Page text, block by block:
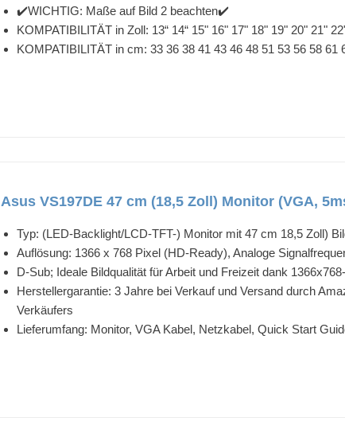
✔️WICHTIG: Maße auf Bild 2 beachten✔️
KOMPATIBILITÄT in Zoll: 13“ 14“ 15" 16" 17" 18" 19" 20" 21"
KOMPATIBILITÄT in cm: 33 36 38 41 43 46 48 51 53 56 58 61
Asus VS197DE 47 cm (18,5 Zoll) Monitor (VGA,
Typ: (LED-Backlight/LCD-TFT-) Monitor mit 47 cm 18,5 Zoll)
Auflösung: 1366 x 768 Pixel (HD-Ready), Analoge
D-Sub; Ideale Bildqualität für Arbeit und Freizeit dank
Herstellergarantie: 3 Jahre bei Verkauf und Versand durch
Verkäufers
Lieferumfang: Monitor, VGA Kabel, Netzkabel, Quick Start